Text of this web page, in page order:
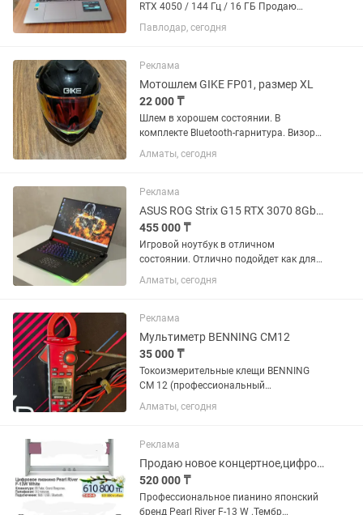
RTX 4050 / 144 Гц / 16 ГБ Продаю
ThundeRobot 911 Plus G3 XD — мощный
игровой ноутбук с большим 17,3" IPS-
для игр, учёбы,...
Павлодар, сегодня
Реклама
Мотошлем GIKE FP01, размер XL
22 000 ₸
Шлем в хорошем состоянии. В
комплекте Bluetooth-гарнитура. Визор
без трещин, механизм работает
исправно. Подходдля езды на
другой мототехники. Причина продажи
—...
Алматы, сегодня
Реклама
ASUS ROG Strix G15 RTX 3070 8Gb RAM 32Gb Ryzen 7 5800H 1TB
455 000 ₸
Игровой ноутбук в отличном
состоянии. Отлично подойдет как для
современных игр, так и для работы с
тяжелыми программами.
Ryzen 7 5800H (8 ядер / 16 потоков) •...
Алматы, сегодня
Реклама
Мультиметр BENNING CM12
35 000 ₸
Токоизмерительные клещи BENNING
CM 12 (профессиональный
мультиметр) Продаю
профессиональные
CM 12 в отличном рабочем состоянии.
Оригинальный немецкий прибор,
высокое...
Алматы, сегодня
Реклама
Продаю новое концертное,цифровое пианино Pearl River F-13 White
520 000 ₸
Профессиональное пианино японский
бренд Pearl River F-13 W .Тембр